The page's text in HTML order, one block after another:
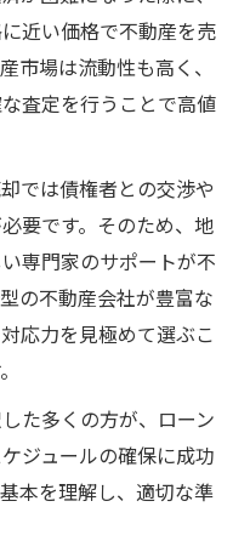
売却のコツとは
得るための事前準備
定が高額化する要因
意売却査定を最大
守口市独自で解説
ための査定交渉術
売却が有効な理由
に任意売却が選ばれ
宅ローン解決に強い
に近い売却が可能な
近い価格で不動産を売
市場は流動性も高く、
査定を行うことで高値
では債権者との交渉や
要です。そのため、地
専門家のサポートが不
の不動産会社が豊富な
応力を見極めて選ぶこ
た多くの方が、ローン
ジュールの確保に成功
本を理解し、適切な準